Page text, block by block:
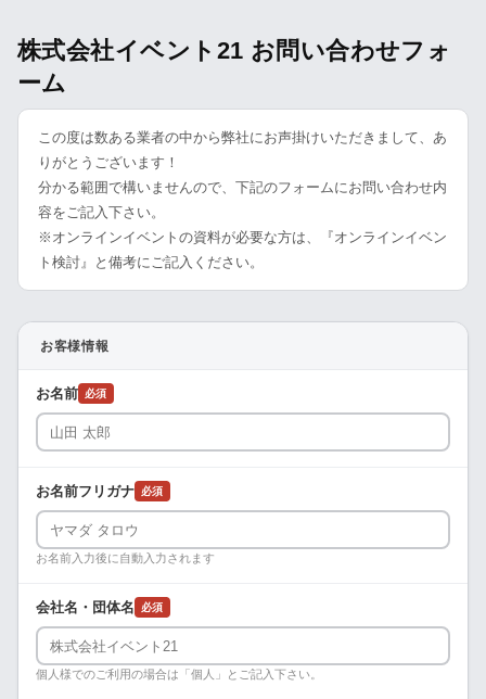
株式会社イベント21 お問い合わせフォ
ーム
この度は数ある業者の中から弊社にお声掛けいただきまして、あ
りがとうございます！
分かる範囲で構いませんので、下記のフォームにお問い合わせ内
容をご記入下さい。
※オンラインイベントの資料が必要な方は、『オンラインイベン
ト検討』と備考にご記入ください。
お客様情報
お名前 必須
お名前フリガナ 必須
お名前入力後に自動入力されます
会社名・団体名 必須
個人様でのご利用の場合は「個人」とご記入下さい。